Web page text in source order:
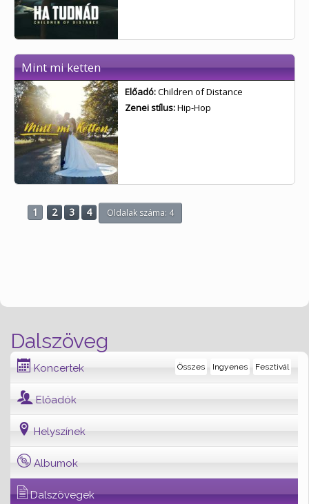
Dalszöveg
Koncertek Fesztivál
Ingyenes
Összes
Előadók
Helyszínek
Albumok
Dalszövegek
Mint mi ketten
Előadó:Children of Distance
Zenei stílus:Hip-Hop
1 2 3 4 Oldalak száma: 4